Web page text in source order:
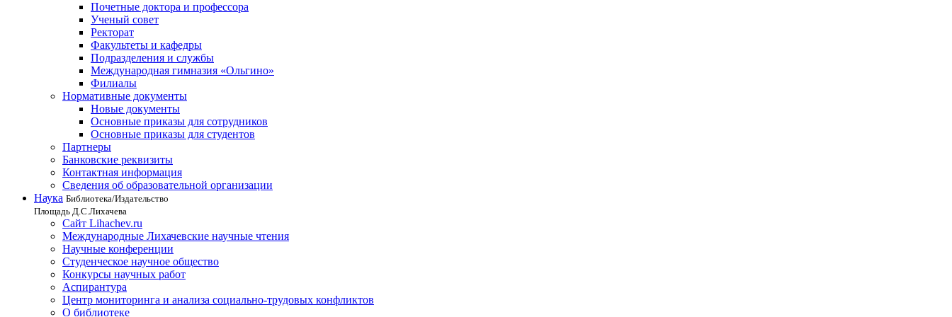
Почетные доктора и профессора
Ученый совет
Ректорат
Факультеты и кафедры
Подразделения и службы
Международная гимназия «Ольгино»
Филиалы
Нормативные документы
Новые документы
Основные приказы для сотрудников
Основные приказы для студентов
Партнеры
Банковские реквизиты
Контактная информация
Сведения об образовательной организации
Наука Библиотека/Издательство
Площадь Д.С.Лихачева
Сайт Lihachev.ru
Международные Лихачевские научные чтения
Научные конференции
Студенческое научное общество
Конкурсы научных работ
Аспирантура
Центр мониторинга и анализа социально-трудовых конфликтов
О библиотеке